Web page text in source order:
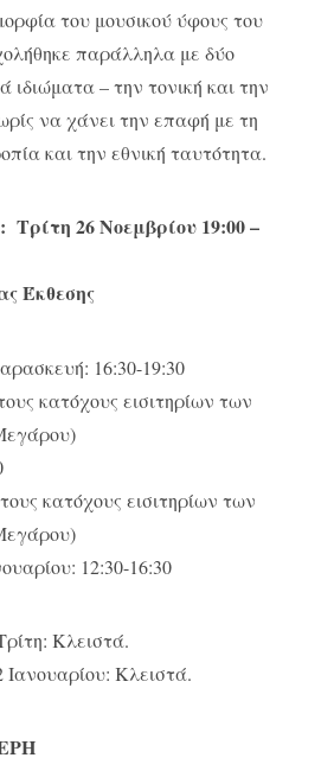
του μουσικού ύφους του
παράλληλα με δύο
ιδιώματα – την τονική και την
να χάνει την επαφή με τη
και την εθνική ταυτότητα.
Τρίτη 26 Νοεμβρίου 19:00 –
Έκθεσης
16:30-19:30
κατόχους εισιτηρίων των
κατόχους εισιτηρίων των
12:30-16:30
Κλειστά.
Ιανουαρίου: Κλειστά.